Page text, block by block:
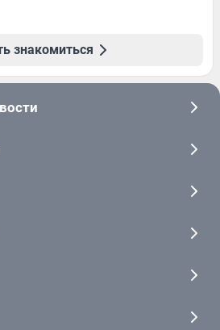
знакомиться